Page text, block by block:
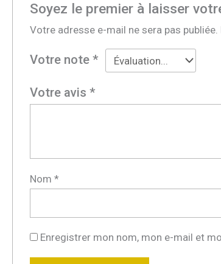
Soyez le premier à laisser
Votre adresse e-mail ne sera pas publiée.
Votre note*
Votre avis*
Nom*
Enregistrer mon nom, mon e-mail et